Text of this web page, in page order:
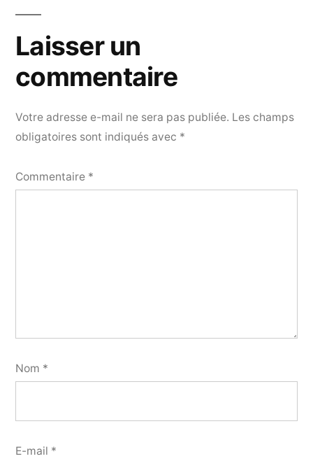
Laisser un
commentaire
Votre adresse e-mail ne sera pas publiée. Les champs
obligatoires sont indiqués avec *
Commentaire *
Nom *
E-mail *